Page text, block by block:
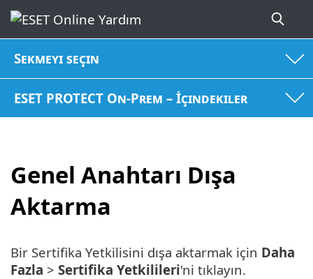
Sekmeyi seçin
ESET PROTECT On-Prem – İçindekiler
Genel Anahtarı Dışa
Aktarma
Bir Sertifika Yetkilisini dışa aktarmak için Daha
Fazla > Sertifika Yetkilileri'ni tıklayın.